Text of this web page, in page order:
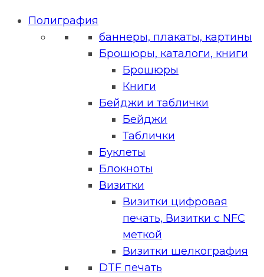
Полиграфия
баннеры, плакаты, картины
Брошюры, каталоги, книги
Брошюры
Книги
Бейджи и таблички
Бейджи
Таблички
Буклеты
Блокноты
Визитки
Визитки цифровая
печать, Визитки с NFC
меткой
Визитки шелкография
DTF печать